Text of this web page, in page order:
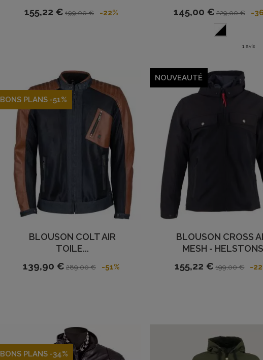
155,22 € 199,00 € -22% 145,00 € 229,00 € -
1 avis
BONS PLANS -51%
BLOUSON COLT AIR
TOILE...
139,90 € 289,00 € -51%
NOUVEAUTÉ
BLOUSON CROSS
MESH -
155,22 € 199,00 € -
BONS PLANS -34%